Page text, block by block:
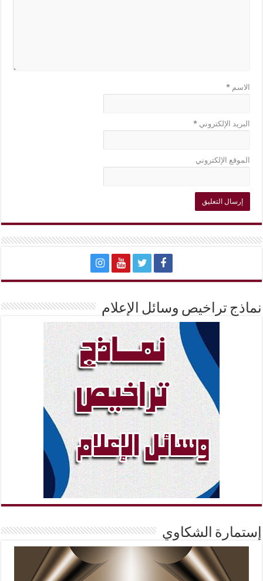
الاسم*
البريد الإلكتروني*
الموقع الإلكتروني
نماذج تراخيص وسائل الإعلام
إستمارة الشكاوي